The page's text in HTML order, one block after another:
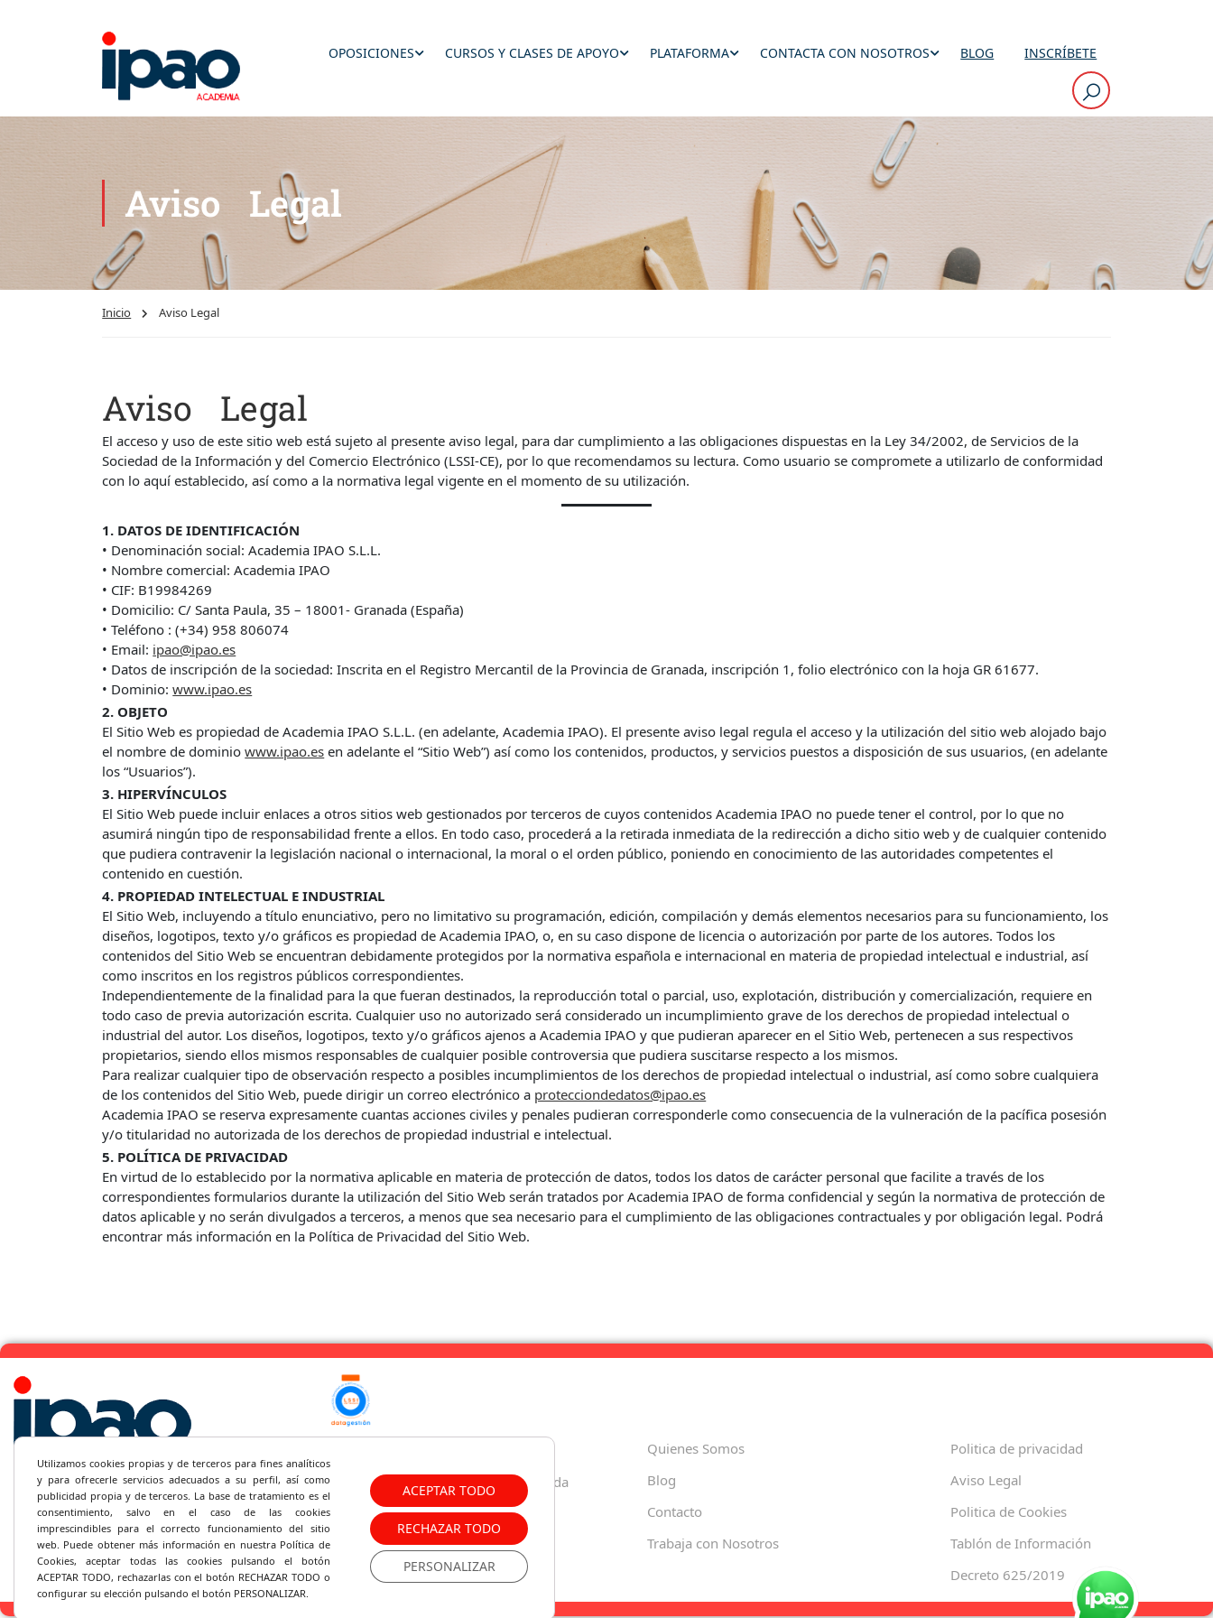
OPOSICIONES CURSOS Y CLASES DE APOYO PLATAFORMA CONTACTA CON NOSOTROS BLOG INSCRÍBETE
Aviso Legal
Inicio Aviso Legal
Aviso Legal
El acceso y uso de este sitio web está sujeto al presente aviso legal, para dar cumplimiento a las obligaciones dispuestas en la Ley 34/2002, de Servicios de la
Sociedad de la Información y del Comercio Electrónico (LSSI-CE), por lo que recomendamos su lectura. Como usuario se compromete a utilizarlo de conformidad
con lo aquí establecido, así como a la normativa legal vigente en el momento de su utilización.
1. DATOS DE IDENTIFICACIÓN
• Denominación social: Academia IPAO S.L.L.
• Nombre comercial: Academia IPAO
• CIF: B19984269
• Domicilio: C/ Santa Paula, 35 – 18001- Granada (España)
• Teléfono : (+34) 958 806074
• Email: ipao@ipao.es
• Datos de inscripción de la sociedad: Inscrita en el Registro Mercantil de la Provincia de Granada, inscripción 1, folio electrónico con la hoja GR 61677.
• Dominio:www.ipao.es
2. OBJETO
El Sitio Web es propiedad de Academia IPAO S.L.L. (en adelante, Academia IPAO). El presente aviso legal regula el acceso y la utilización del sitio web alojado bajo
el nombre de dominiowww.ipao.es en adelante el “Sitio Web”) así como los contenidos, productos, y servicios puestos a disposición de sus usuarios, (en adelante
los “Usuarios”).
3. HIPERVÍNCULOS
El Sitio Web puede incluir enlaces a otros sitios web gestionados por terceros de cuyos contenidos Academia IPAO no puede tener el control, por lo que no
asumirá ningún tipo de responsabilidad frente a ellos. En todo caso, procederá a la retirada inmediata de la redirección a dicho sitio web y de cualquier contenido
que pudiera contravenir la legislación nacional o internacional, la moral o el orden público, poniendo en conocimiento de las autoridades competentes el
contenido en cuestión.
4. PROPIEDAD INTELECTUAL E INDUSTRIAL
El Sitio Web, incluyendo a título enunciativo, pero no limitativo su programación, edición, compilación y demás elementos necesarios para su funcionamiento, los
diseños, logotipos, texto y/o gráficos es propiedad de Academia IPAO, o, en su caso dispone de licencia o autorización por parte de los autores. Todos los
contenidos del Sitio Web se encuentran debidamente protegidos por la normativa española e internacional en materia de propiedad intelectual e industrial, así
como inscritos en los registros públicos correspondientes.
Independientemente de la finalidad para la que fueran destinados, la reproducción total o parcial, uso, explotación, distribución y comercialización, requiere en
todo caso de previa autorización escrita. Cualquier uso no autorizado será considerado un incumplimiento grave de los derechos de propiedad intelectual o
industrial del autor. Los diseños, logotipos, texto y/o gráficos ajenos a Academia IPAO y que pudieran aparecer en el Sitio Web, pertenecen a sus respectivos
propietarios, siendo ellos mismos responsables de cualquier posible controversia que pudiera suscitarse respecto a los mismos.
Para realizar cualquier tipo de observación respecto a posibles incumplimientos de los derechos de propiedad intelectual o industrial, así como sobre cualquiera
de los contenidos del Sitio Web, puede dirigir un correo electrónico a protecciondedatos@ipao.es
Academia IPAO se reserva expresamente cuantas acciones civiles y penales pudieran corresponderle como consecuencia de la vulneración de la pacífica posesión
y/o titularidad no autorizada de los derechos de propiedad industrial e intelectual.
5. POLÍTICA DE PRIVACIDAD
En virtud de lo establecido por la normativa aplicable en materia de protección de datos, todos los datos de carácter personal que facilite a través de los
correspondientes formularios durante la utilización del Sitio Web serán tratados por Academia IPAO de forma confidencial y según la normativa de protección de
datos aplicable y no serán divulgados a terceros, a menos que sea necesario para el cumplimiento de las obligaciones contractuales y por obligación legal. Podrá
encontrar más información en la Política de Privacidad del Sitio Web.
C/Santa Paula, 35 18001 – Granada
ipao@ipao.es
Quienes Somos
Blog
Contacto
Trabaja con Nosotros
Politica de privacidad
Aviso Legal
Politica de Cookies
Tablón de Información
Decreto 625/2019
Utilizamos cookies propias y de terceros para fines analíticos
y para ofrecerle servicios adecuados a su perfil, así como
publicidad propia y de terceros. La base de tratamiento es el
consentimiento, salvo en el caso de las cookies
imprescindibles para el correcto funcionamiento del sitio
web. Puede obtener más información en nuestra Política de
Cookies, aceptar todas las cookies pulsando el botón
ACEPTAR TODO, rechazarlas con el botón RECHAZAR TODO o
configurar su elección pulsando el botón PERSONALIZAR.
ACEPTAR TODO
RECHAZAR TODO
PERSONALIZAR